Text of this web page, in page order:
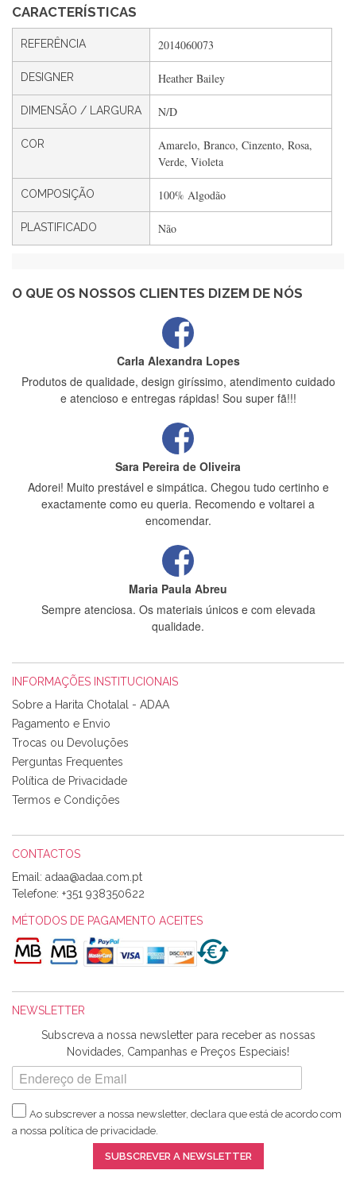
CARACTERÍSTICAS
REFERÊNCIA 2014060073
DESIGNER Heather Bailey
DIMENSÃO / LARGURA N/D
COR
Amarelo, Branco, Cinzento, Rosa,
Verde, Violeta
COMPOSIÇÃO 100% Algodão
PLASTIFICADO Não
O QUE OS NOSSOS CLIENTES DIZEM DE NÓS
Silvia André
Gostei ,Serviço bastante rápido. recomendo
Filipa Freire
Rápido, atendimento 5*. Hoje chegará a segunda encomenda
feita de muitas certamente❤️
estrelas
Carla Alexandra Lopes
Produtos de qualidade, design giríssimo, atendimento cuidado
e atencioso e entregas rápidas! Sou super fã!!!
Sara Pereira de Oliveira
Adorei! Muito prestável e simpática. Chegou tudo certinho e
exactamente como eu queria. Recomendo e voltarei a
encomendar.
Maria Paula Abreu
Sempre atenciosa. Os materiais únicos e com elevada
qualidade.
Tudo chegou em condições, pois os produtos vieram muito
bem acondicionados. Estou plenamente satisfeita com os
produtos adquiridos. Relativamente à bolsa, tem um tecido
com um padrão e cores muito bonitas e a execução está
perfeitíssima. Futuramente penso voltar a comprar na vossa
loja, têm excelentes artigos a um preço muito justo. A
Alexandra Morais
Olá boa Noite. Os meus tecidos chegaram hoje. Muito
obrigada pelo miminho que dá um jeitaço pras minhas linhas
de bordar e não sei o que pões nos tecidos, mas que cheiram
maravilhosamente ... cheiram! :) Muito Obrigada.
Harita a minha encomenda já chegou. :) Muito obrigada pela
rapidez no envio, pela qualidade dos materiais que me
enviaste e pela simpatia de sempre. :)
Catarina Amaro
5 estrelas. Gosto muito do serviço. A Harita Chotalal é muito
INFORMAÇÕES INSTITUCIONAIS
Sobre a Harita Chotalal - ADAA
Pagamento e Envio
Trocas ou Devoluções
Perguntas Frequentes
Política de Privacidade
Termos e Condições
CONTACTOS
Email:
Telefone: +351 938350622
MÉTODOS DE PAGAMENTO ACEITES
NEWSLETTER
Subscreva a nossa newsletter para receber as nossas
Novidades, Campanhas e Preços Especiais!
Ao subscrever a nossa newsletter, declara que está de acordo com
a nossa política de privacidade.
SUBSCREVER A NEWSLETTER